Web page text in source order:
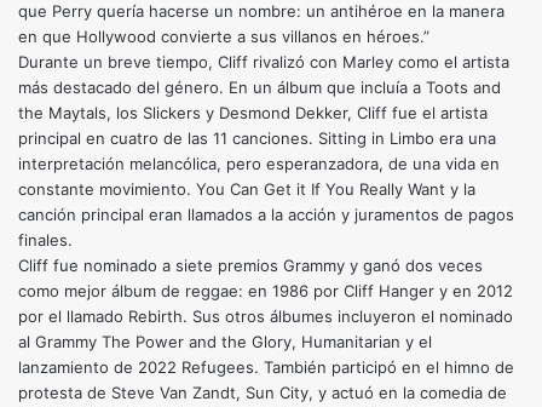
que Perry quería hacerse un nombre: un antihéroe en la manera
en que Hollywood convierte a sus villanos en héroes.”
Durante un breve tiempo, Cliff rivalizó con Marley como el artista
más destacado del género. En un álbum que incluía a Toots and
the Maytals, los Slickers y Desmond Dekker, Cliff fue el artista
principal en cuatro de las 11 canciones. Sitting in Limbo era una
interpretación melancólica, pero esperanzadora, de una vida en
constante movimiento. You Can Get it If You Really Want y la
canción principal eran llamados a la acción y juramentos de pagos
finales.
Cliff fue nominado a siete premios Grammy y ganó dos veces
como mejor álbum de reggae: en 1986 por Cliff Hanger y en 2012
por el llamado Rebirth. Sus otros álbumes incluyeron el nominado
al Grammy The Power and the Glory, Humanitarian y el
lanzamiento de 2022 Refugees. También participó en el himno de
protesta de Steve Van Zandt, Sun City, y actuó en la comedia de